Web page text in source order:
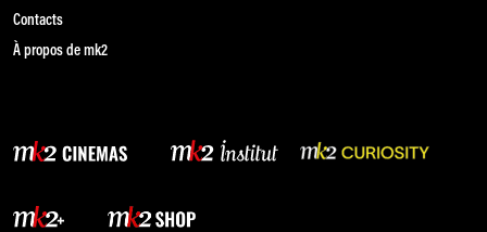
Contacts
À propos de mk2